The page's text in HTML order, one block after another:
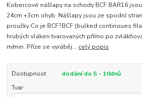
Kobercové nášlapy na schody BCF BAR16
24cm +3cm ohyb. Nášlapy jsou ze spodní
proužky Co je BCF?BCF (bulked continoues
hrubých vláken tvarovaných přímo po
m/min. Příze se vyráběj... celý popis
Dostupnost
dodání do 5 - 10dnů
Tvar